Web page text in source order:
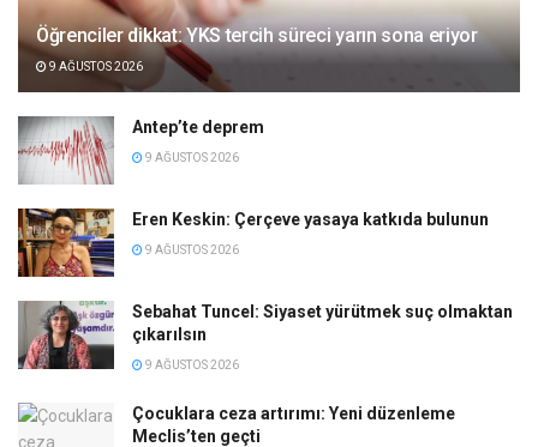
Öğrenciler dikkat: YKS tercih süreci yarın sona eriyor
9 AĞUSTOS 2026
Antep’te deprem
9 AĞUSTOS 2026
Eren Keskin: Çerçeve yasaya katkıda bulunun
9 AĞUSTOS 2026
Sebahat Tuncel: Siyaset yürütmek suç olmaktan
çıkarılsın
9 AĞUSTOS 2026
Çocuklara ceza artırımı: Yeni düzenleme
Meclis’ten geçti